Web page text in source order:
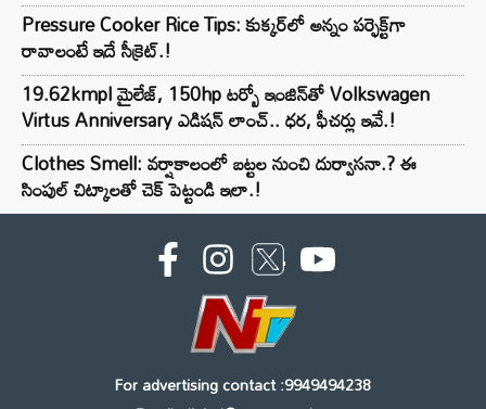
Pressure Cooker Rice Tips: కుక్కర్‌లో అన్నం పర్ఫెక్ట్‌గా
రావాలంటే ఇదే సీక్రెట్.!
19.62kmpl మైలేజ్, 150hp టర్బో ఇంజిన్‌తో Volkswagen
Virtus Anniversary ఎడిషన్ లాంచ్.. ధర, ఫీచర్లు ఇవే.!
Clothes Smell: వర్షాకాలంలో బట్టల నుంచి దుర్వాసనా.? ఈ
సింపుల్ చిట్కాలతో చెక్ పెట్టండి ఇలా.!
For advertising contact :9949494238